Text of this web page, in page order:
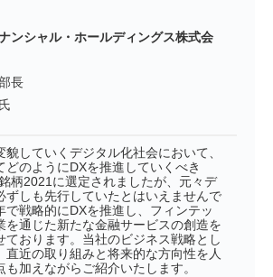
ンシャル・ホールディングス株式会
長
貌していくデジタル化社会において、
どのようにDXを推進していくべき
柄2021に選定されましたが、元々デ
ずしも先行していたとはいえませんで
で戦略的にDXを推進し、フィンテッ
を通じた新たな金融サービスの創造を
ております。当社のビジネス戦略とし
直近の取り組みと将来的な方向性を人
加えながらご紹介いたします。